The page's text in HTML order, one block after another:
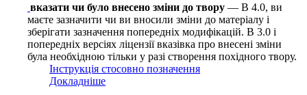
вказати чи було внесено зміни до твору — В 4.0, ви
маєте зазначити чи ви вносили зміни до матеріалу і
зберігати зазначення попередніх модифікацій. В 3.0 і
попередніх версіях ліцензії вказівка про внесені зміни
була необхідною тільки у разі створення похідного твору.
Інструкція стосовно позначення
Докладніше